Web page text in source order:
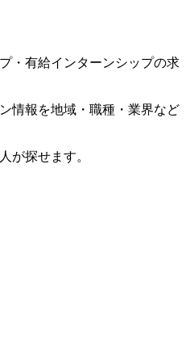
・有給インターンシップの求
情報を地域・職種・業界など
が探せます。